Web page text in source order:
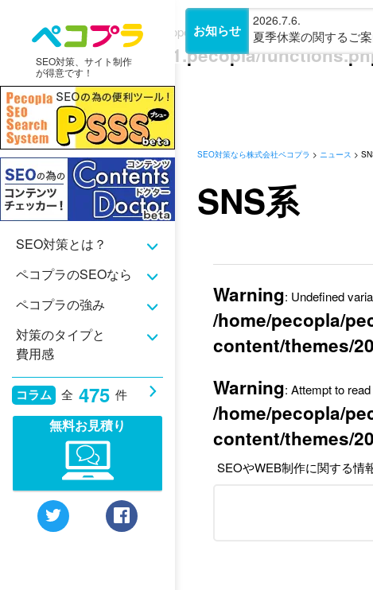
Warning: Attempt to read property "post_type" on null in/
content/themes/2021.pecopla/
SEO対策、サイト制作
が得意です！
SEO対策とは？
ペコプラのSEOなら
ペコプラの強み
対策のタイプと
費用感
コラム 全 475 件
無料お見積り
お知らせ
2026.7.6.
夏季休業の関するご
SEO対策なら株式会社ペコプラ > ニュース >
SNS系
Warning: Undefined
/home/pecopla/
content/themes/
Warning: Attempt to
/home/pecopla/
content/themes/
SEOやWEB制作に関する情